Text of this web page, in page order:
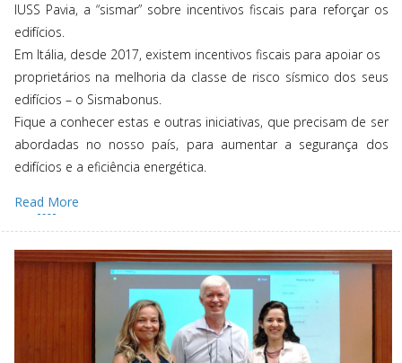
IUSS Pavia, a “sismar” sobre incentivos fiscais para reforçar os
edifícios.
Em Itália, desde 2017, existem incentivos fiscais para apoiar os
proprietários na melhoria da classe de risco sísmico dos seus
edifícios – o Sismabonus.
Fique a conhecer estas e outras iniciativas, que precisam de ser
abordadas no nosso país, para aumentar a segurança dos
edifícios e a eficiência energética.
Read More